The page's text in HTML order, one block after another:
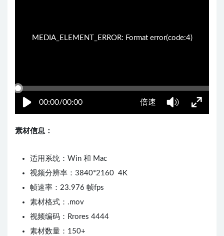
00:00/00:00 倍速
MEDIA_ELEMENT_ERROR: Format error(code:4)
素材信息：
适用系统：Win 和 Mac
视频分辨率：3840*2160 4K
帧速率：23.976 帧fps
素材格式：.mov
视频编码：Rrores 4444
素材数量：150+